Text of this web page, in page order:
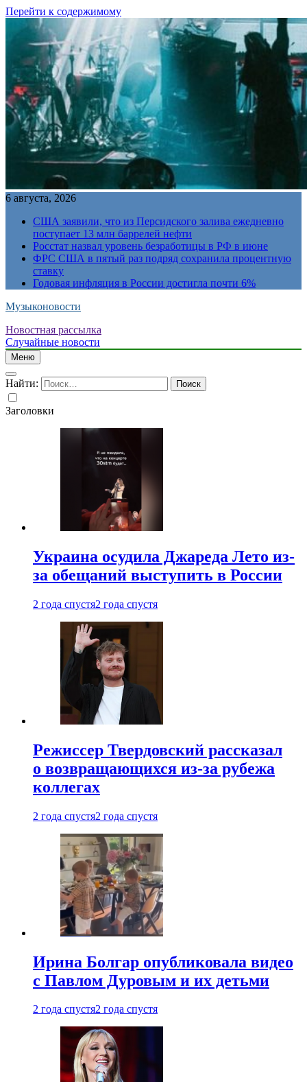
Перейти к содержимому
6 августа, 2026
США заявили, что из Персидского залива ежедневно
поступает 13 млн баррелей нефти
Росстат назвал уровень безработицы в РФ в июне
ФРС США в пятый раз подряд сохранила процентную
ставку
Годовая инфляция в России достигла почти 6%
Музыконовости
Новостная рассылка
Случайные новости
Меню
Найти:
Заголовки
Украина осудила Джареда Лето из-
за обещаний выступить в России
2 года спустя2 года спустя
Режиссер Твердовский рассказал
о возвращающихся из-за рубежа
коллегах
2 года спустя2 года спустя
Ирина Болгар опубликовала видео
с Павлом Дуровым и их детьми
2 года спустя2 года спустя